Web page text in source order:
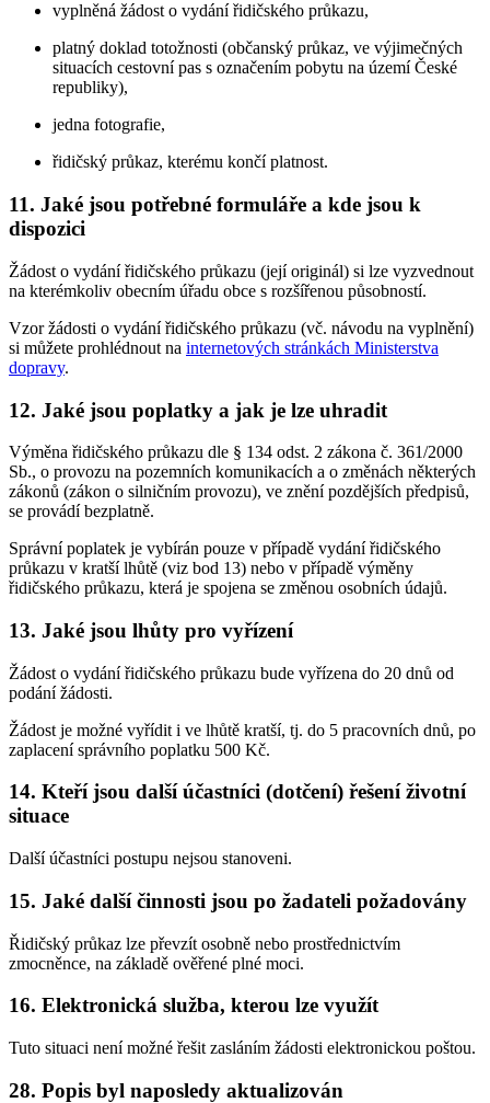
vyplněná žádost o vydání řidičského průkazu,
platný doklad totožnosti (občanský průkaz, ve výjimečných
situacích cestovní pas s označením pobytu na území České
republiky),
jedna fotografie,
řidičský průkaz, kterému končí platnost.
11. Jaké jsou potřebné formuláře a kde jsou k
dispozici
Žádost o vydání řidičského průkazu (její originál) si lze vyzvednout
na kterémkoliv obecním úřadu obce s rozšířenou působností.
Vzor žádosti o vydání řidičského průkazu (vč. návodu na vyplnění)
si můžete prohlédnout na internetových stránkách Ministerstva
dopravy.
12. Jaké jsou poplatky a jak je lze uhradit
Výměna řidičského průkazu dle § 134 odst. 2 zákona č. 361/2000
Sb., o provozu na pozemních komunikacích a o změnách některých
zákonů (zákon o silničním provozu), ve znění pozdějších předpisů,
se provádí bezplatně.
Správní poplatek je vybírán pouze v případě vydání řidičského
průkazu v kratší lhůtě (viz bod 13) nebo v případě výměny
řidičského průkazu, která je spojena se změnou osobních údajů.
13. Jaké jsou lhůty pro vyřízení
Žádost o vydání řidičského průkazu bude vyřízena do 20 dnů od
podání žádosti.
Žádost je možné vyřídit i ve lhůtě kratší, tj. do 5 pracovních dnů, po
zaplacení správního poplatku 500 Kč.
14. Kteří jsou další účastníci (dotčení) řešení životní
situace
Další účastníci postupu nejsou stanoveni.
15. Jaké další činnosti jsou po žadateli požadovány
Řidičský průkaz lze převzít osobně nebo prostřednictvím
zmocněnce, na základě ověřené plné moci.
16. Elektronická služba, kterou lze využít
Tuto situaci není možné řešit zasláním žádosti elektronickou poštou.
28. Popis byl naposledy aktualizován